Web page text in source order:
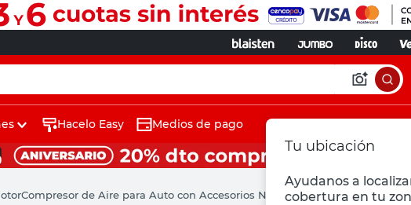
Tu ubicación
Ayudanos a
cobertura en tu
Hacelo Easy Medios de pago
Compresor de Aire para Auto con Accesorios Naranja Daewoo